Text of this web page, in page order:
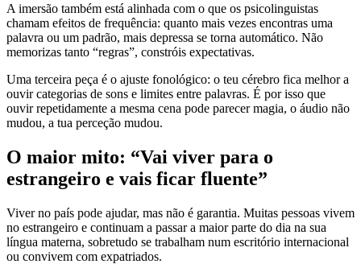
A imersão também está alinhada com o que os psicolinguistas
chamam efeitos de frequência: quanto mais vezes encontras uma
palavra ou um padrão, mais depressa se torna automático. Não
memorizas tanto “regras”, constróis expectativas.
Uma terceira peça é o ajuste fonológico: o teu cérebro fica melhor a
ouvir categorias de sons e limites entre palavras. É por isso que
ouvir repetidamente a mesma cena pode parecer magia, o áudio não
mudou, a tua perceção mudou.
O maior mito: “Vai viver para o
estrangeiro e vais ficar fluente”
Viver no país pode ajudar, mas não é garantia. Muitas pessoas vivem
no estrangeiro e continuam a passar a maior parte do dia na sua
língua materna, sobretudo se trabalham num escritório internacional
ou convivem com expatriados.